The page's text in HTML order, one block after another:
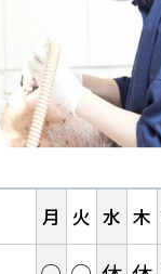
月 火 水 木